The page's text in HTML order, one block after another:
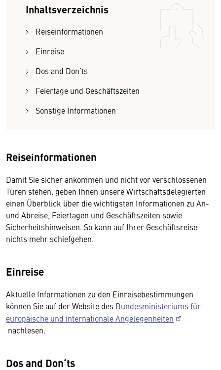
Inhaltsverzeichnis
Reiseinformationen
Einreise
Dos and Don‘ts
Feiertage und Geschäftszeiten
Sonstige Informationen
Reiseinformationen
Damit Sie sicher ankommen und nicht vor verschlossenen
Türen stehen, geben Ihnen unsere Wirtschaftsdelegierten
einen Überblick über die wichtigsten Informationen zu An-
und Abreise, Feiertagen und Geschäftszeiten sowie
Sicherheitshinweisen. So kann auf Ihrer Geschäftsreise
nichts mehr schiefgehen.
Einreise
Aktuelle Informationen zu den Einreisebestimmungen
können Sie auf der Website des Bundesministeriums für
europäische und internationale Angelegenheiten
nachlesen.
Dos and Don‘ts